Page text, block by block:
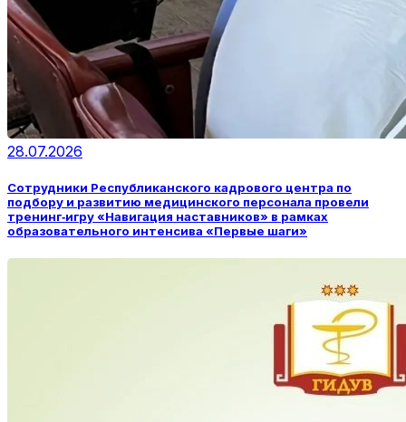
28.07.2026
Сотрудники Республиканского кадрового центра по
подбору и развитию медицинского персонала провели
тренинг‑игру «Навигация наставников» в рамках
образовательного интенсива «Первые шаги»